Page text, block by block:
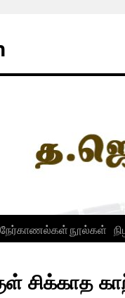
நேர்காணல்கள்நூல்கள்
சிக்காத